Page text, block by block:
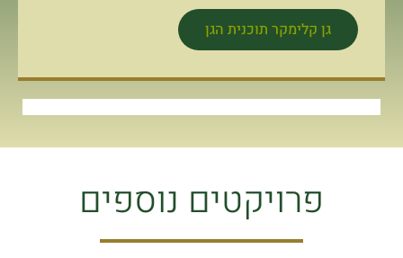
גן קלימקר תוכנית הגן
פרויקטים נוספים